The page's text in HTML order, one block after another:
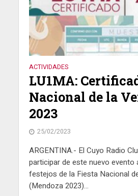
ACTIVIDADES
LU1MA:
Nacional de la
2023
25/02/2023
ARGENTINA.- El Cuyo Radio
participar de este nuevo evento
festejos de la Fiesta Nacional
(Mendoza 2023)...